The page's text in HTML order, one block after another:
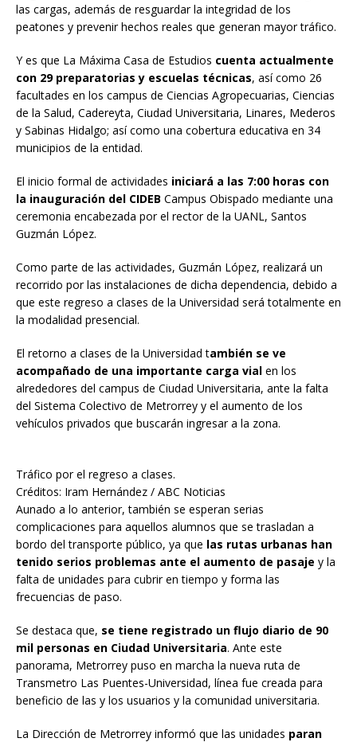
las cargas, además de resguardar la integridad de los
peatones y prevenir hechos reales que generan mayor tráfico.
Y es que La Máxima Casa de Estudios cuenta actualmente
con 29 preparatorias y escuelas técnicas, así como 26
facultades en los campus de Ciencias Agropecuarias, Ciencias
de la Salud, Cadereyta, Ciudad Universitaria, Linares, Mederos
y Sabinas Hidalgo; así como una cobertura educativa en 34
municipios de la entidad.
El inicio formal de actividades iniciará a las 7:00 horas con
la inauguración del CIDEB Campus Obispado mediante una
ceremonia encabezada por el rector de la UANL, Santos
Guzmán López.
Como parte de las actividades, Guzmán López, realizará un
recorrido por las instalaciones de dicha dependencia, debido a
que este regreso a clases de la Universidad será totalmente en
la modalidad presencial.
El retorno a clases de la Universidad también se ve
acompañado de una importante carga vial en los
alrededores del campus de Ciudad Universitaria, ante la falta
del Sistema Colectivo de Metrorrey y el aumento de los
vehículos privados que buscarán ingresar a la zona.
Tráfico por el regreso a clases.
Créditos: Iram Hernández / ABC Noticias
Aunado a lo anterior, también se esperan serias
complicaciones para aquellos alumnos que se trasladan a
bordo del transporte público, ya que las rutas urbanas han
tenido serios problemas ante el aumento de pasaje y la
falta de unidades para cubrir en tiempo y forma las
frecuencias de paso.
Se destaca que, se tiene registrado un flujo diario de 90
mil personas en Ciudad Universitaria. Ante este
panorama, Metrorrey puso en marcha la nueva ruta de
Transmetro Las Puentes-Universidad, línea fue creada para
beneficio de las y los usuarios y la comunidad universitaria.
La Dirección de Metrorrey informó que las unidades paran